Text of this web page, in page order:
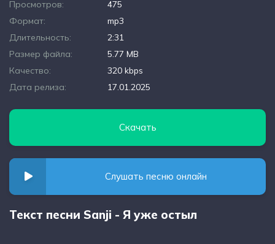
Просмотров:
475
Формат:
mp3
Длительность:
2:31
Размер файла:
5.77 MB
Качество:
320 kbps
Дата релиза:
17.01.2025
Скачать
Слушать песню онлайн
Текст песни Sanji - Я уже остыл